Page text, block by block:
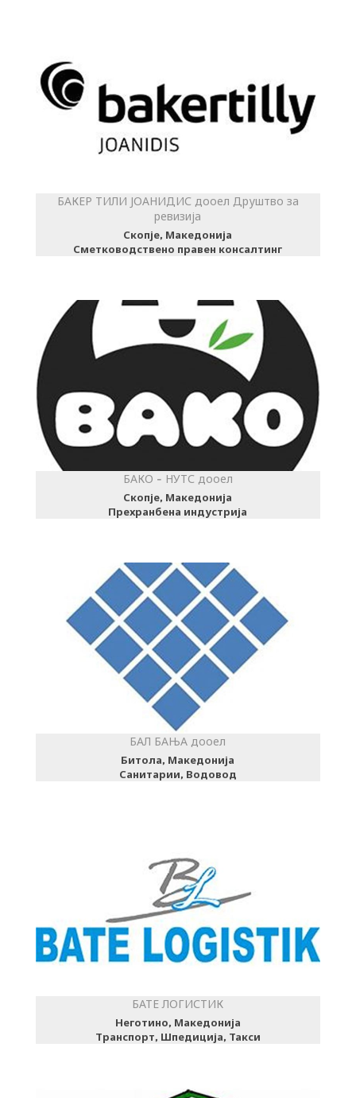
БАКЕР ТИЛИ ЈОАНИДИС дооел Друштво за
ревизија
Скопје, Македонија
Сметководствено правен консалтинг
БАКО - НУТС дооел
Скопје, Македонија
Прехранбена индустрија
БАЛ БАЊА дооел
Битола, Македонија
Санитарии, Водовод
БАТЕ ЛОГИСТИК
Неготино, Македонија
Транспорт, Шпедиција, Такси